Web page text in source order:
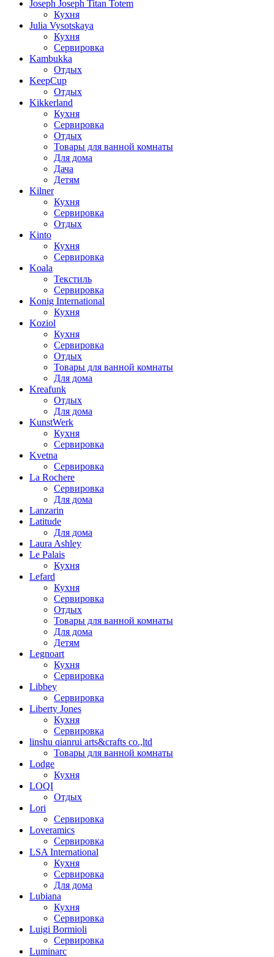
Joseph Joseph Titan Totem
Кухня
Julia Vysotskaya
Кухня
Сервировка
Kambukka
Отдых
KeepCup
Отдых
Kikkerland
Кухня
Сервировка
Отдых
Товары для ванной комнаты
Для дома
Дача
Детям
Kilner
Кухня
Сервировка
Отдых
Kinto
Кухня
Сервировка
Koala
Текстиль
Сервировка
Konig International
Кухня
Koziol
Кухня
Сервировка
Отдых
Товары для ванной комнаты
Для дома
Kreafunk
Отдых
Для дома
KunstWerk
Кухня
Сервировка
Kvetna
Сервировка
La Rochere
Сервировка
Для дома
Lanzarin
Latitude
Для дома
Laura Ashley
Le Palais
Кухня
Lefard
Кухня
Сервировка
Отдых
Товары для ванной комнаты
Для дома
Детям
Legnoart
Кухня
Сервировка
Libbey
Сервировка
Liberty Jones
Кухня
Сервировка
linshu qianrui arts&crafts co.,ltd
Товары для ванной комнаты
Lodge
Кухня
LOQI
Отдых
Lori
Сервировка
Loveramics
Сервировка
LSA International
Кухня
Сервировка
Для дома
Lubiana
Кухня
Сервировка
Luigi Bormioli
Сервировка
Luminarc